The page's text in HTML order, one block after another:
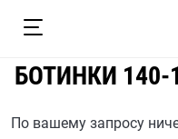
БОТИНКИ 140-
По вашему запросу